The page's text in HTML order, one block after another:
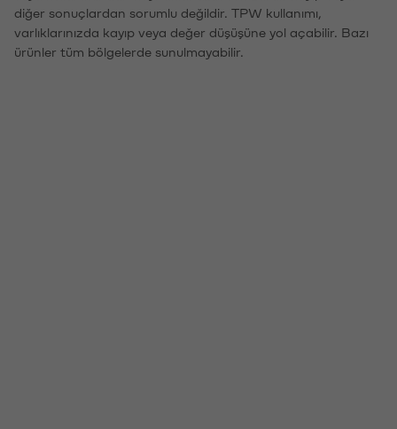
diğer sonuçlardan sorumlu değildir. TPW kullanımı,
varlıklarınızda kayıp veya değer düşüşüne yol açabilir. Bazı
ürünler tüm bölgelerde sunulmayabilir.